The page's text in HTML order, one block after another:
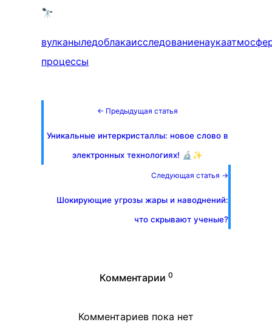
🔭
вулканыледоблакаисследованиенаука
процессы
← Предыдущая статья
Уникальные интеркристаллы: новое слово в
электронных технологиях! 🔬✨
Следующая статья →
Шокирующие угрозы жары и наводнений:
что скрывают ученые?
Комментарии 0
Комментариев пока нет